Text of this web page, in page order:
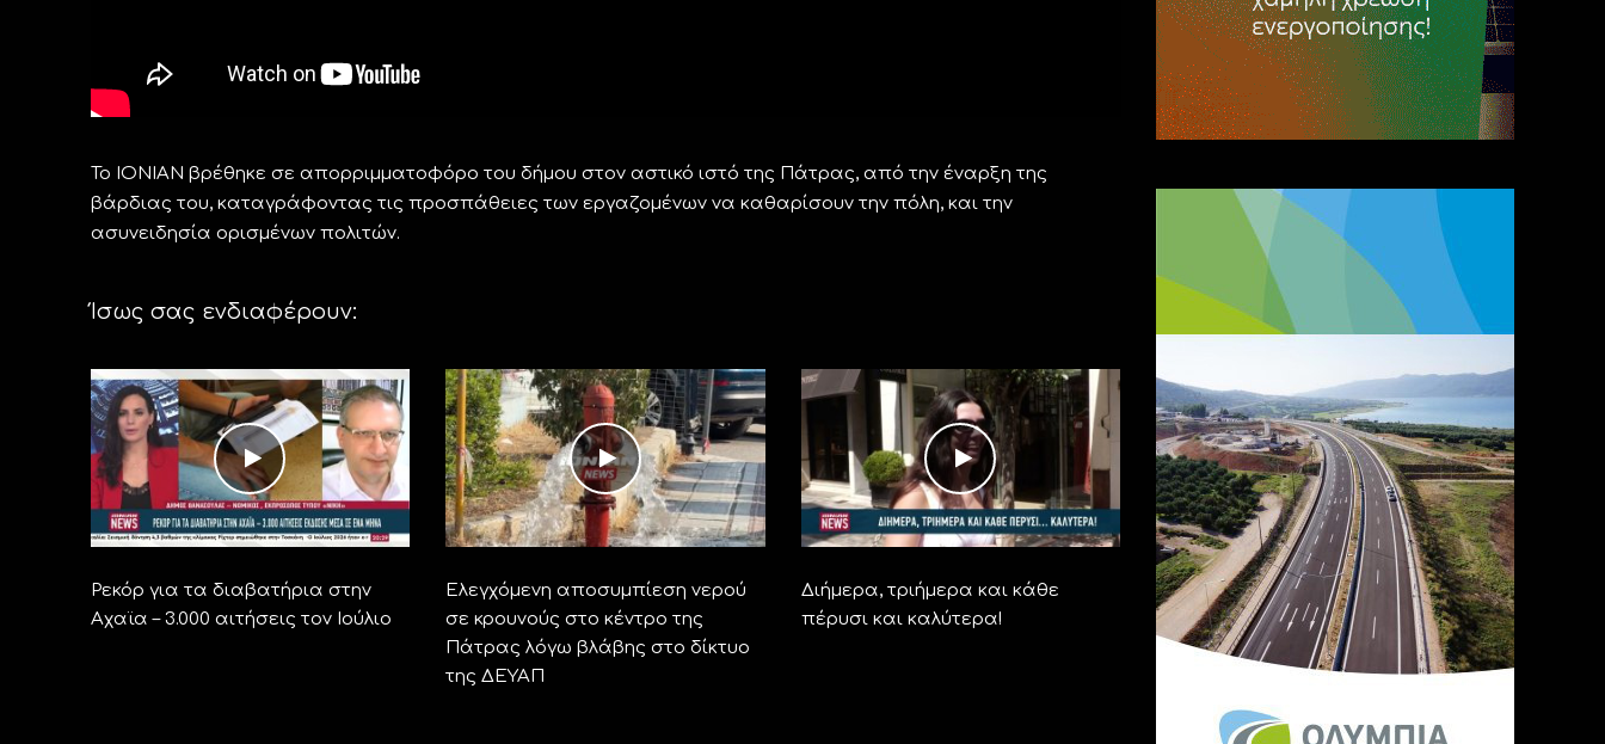
Το ΙΟΝΙΑΝ βρέθηκε σε απορριμματοφόρο του δήμου στον αστικό ιστό της Πάτρας, από την έναρξη της
βάρδιας του, καταγράφοντας τις προσπάθειες των εργαζομένων να καθαρίσουν την πόλη, και την
ασυνειδησία ορισμένων πολιτών.
Ίσως σας ενδιαφέρουν:
Ρεκόρ για τα διαβατήρια στην
Αχαϊα – 3.000 αιτήσεις τον Ιούλιο
Ελεγχόμενη αποσυμπίεση νερού
σε κρουνούς στο κέντρο της
Πάτρας λόγω βλάβης στο δίκτυο
της ΔΕΥΑΠ
Διήμερα, τριήμερα και κάθε
πέρυσι και καλύτερα!